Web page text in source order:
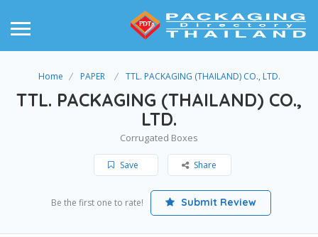
Home PAPER TTL. PACKAGING (THAILAND) CO., LTD.
TTL. PACKAGING (THAILAND) CO.,
LTD.
Corrugated Boxes
Save Share
Be the first one to rate! Submit Review